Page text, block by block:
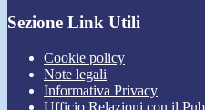
Sezione Link Utili
Cookie policy
Note legali
Informativa Privacy
Ufficio Relazioni con il